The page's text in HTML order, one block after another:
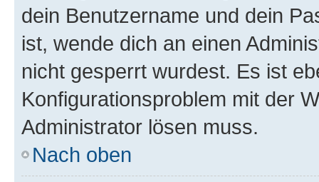
dein Benutzername und dein
ist, wende dich an einen
nicht gesperrt wurdest. Es ist
Konfigurationsproblem mit der
Administrator lösen muss.
Nach oben